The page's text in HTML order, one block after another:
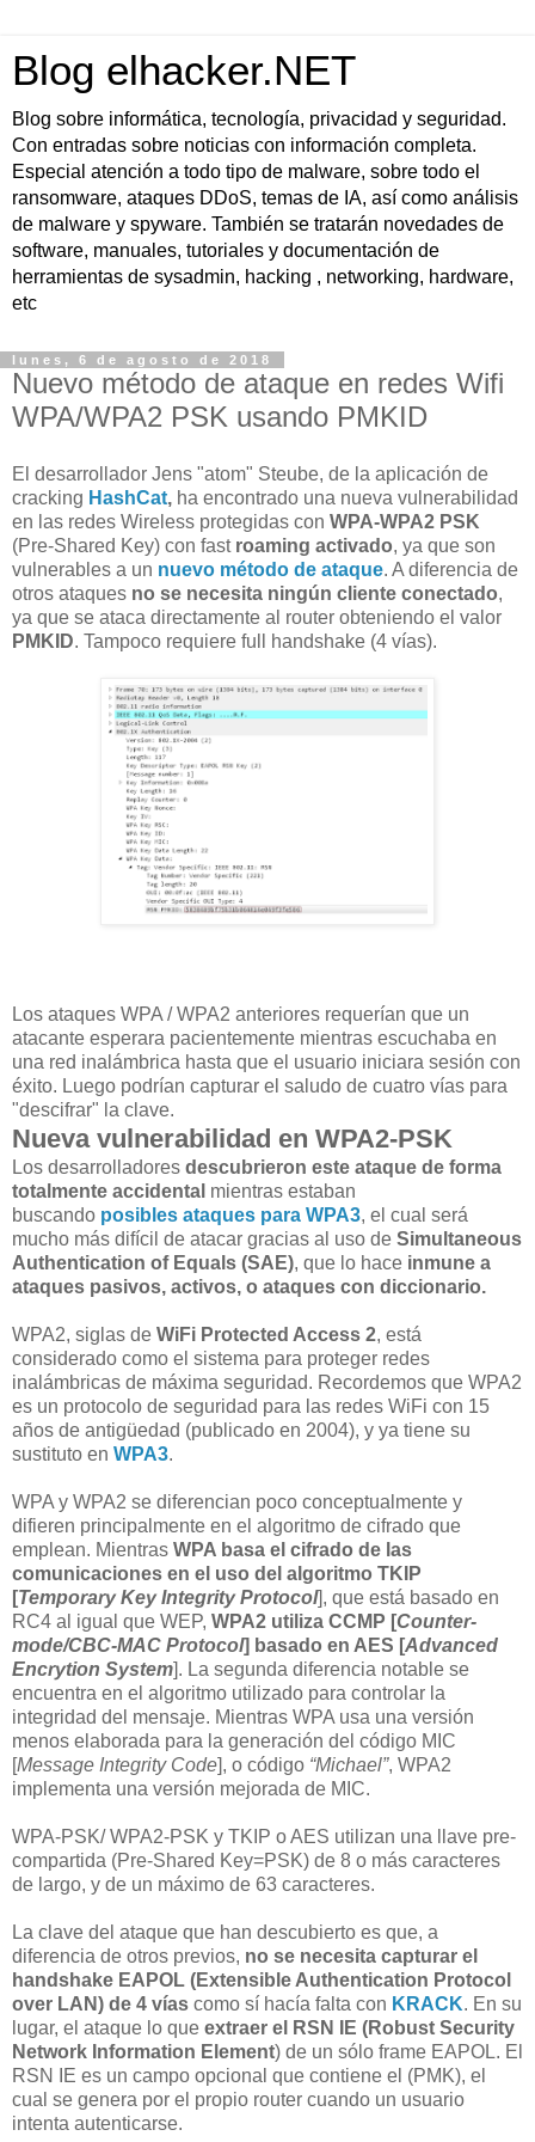
Blog elhacker.NET
Blog sobre informática, tecnología, privacidad y seguridad.
Con entradas sobre noticias con información completa.
Especial atención a todo tipo de malware, sobre todo el
ransomware, ataques DDoS, temas de IA, así como análisis
de malware y spyware. También se tratarán novedades de
software, manuales, tutoriales y documentación de
herramientas de sysadmin, hacking , networking, hardware,
etc
lunes, 6 de agosto de 2018
Nuevo método de ataque en redes Wifi
WPA/WPA2 PSK usando PMKID
El desarrollador Jens "atom" Steube, de la aplicación de
cracking HashCat, ha encontrado una nueva vulnerabilidad
en las redes Wireless protegidas con WPA-WPA2 PSK
(Pre-Shared Key) con fast roaming activado, ya que son
vulnerables a un nuevo método de ataque. A diferencia de
otros ataques no se necesita ningún cliente conectado,
ya que se ataca directamente al router obteniendo el valor
PMKID. Tampoco requiere full handshake (4 vías).
Los ataques WPA / WPA2 anteriores requerían que un
atacante esperara pacientemente mientras escuchaba en
una red inalámbrica hasta que el usuario iniciara sesión con
éxito. Luego podrían capturar el saludo de cuatro vías para
"descifrar" la clave.
Nueva vulnerabilidad en WPA2-PSK
Los desarrolladores descubrieron este ataque de forma
totalmente accidental mientras estaban
buscando posibles ataques para WPA3, el cual será
mucho más difícil de atacar gracias al uso de Simultaneous
Authentication of Equals (SAE), que lo hace inmune a
ataques pasivos, activos, o ataques con diccionario.
WPA2, siglas de WiFi Protected Access 2, está
considerado como el sistema para proteger redes
inalámbricas de máxima seguridad. Recordemos que WPA2
es un protocolo de seguridad para las redes WiFi con 15
años de antigüedad (publicado en 2004), y ya tiene su
sustituto en WPA3.
WPA y WPA2 se diferencian poco conceptualmente y
difieren principalmente en el algoritmo de cifrado que
emplean. Mientras WPA basa el cifrado de las
comunicaciones en el uso del algoritmo TKIP
[Temporary Key Integrity Protocol], que está basado en
RC4 al igual que WEP, WPA2 utiliza CCMP [Counter-
mode/CBC-MAC Protocol] basado en AES [Advanced
Encrytion System]. La segunda diferencia notable se
encuentra en el algoritmo utilizado para controlar la
integridad del mensaje. Mientras WPA usa una versión
menos elaborada para la generación del código MIC
[Message Integrity Code], o código “Michael”, WPA2
implementa una versión mejorada de MIC.
WPA-PSK/ WPA2-PSK y TKIP o AES utilizan una llave pre-
compartida (Pre-Shared Key=PSK) de 8 o más caracteres
de largo, y de un máximo de 63 caracteres.
La clave del ataque que han descubierto es que, a
diferencia de otros previos, no se necesita capturar el
handshake EAPOL (Extensible Authentication Protocol
over LAN) de 4 vías como sí hacía falta con KRACK. En su
lugar, el ataque lo que extraer el RSN IE (Robust Security
Network Information Element) de un sólo frame EAPOL. El
RSN IE es un campo opcional que contiene el (PMK), el
cual se genera por el propio router cuando un usuario
intenta autenticarse.